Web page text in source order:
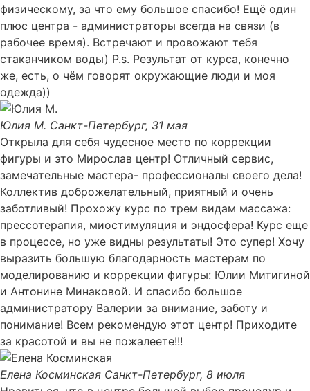
физическому, за что ему большое спасибо! Ещё один
плюс центра - администраторы всегда на связи (в
рабочее время). Встречают и провожают тебя
стаканчиком воды) P.s. Результат от курса, конечно
же, есть, о чём говорят окружающие люди и моя
одежда))
Юлия М. Санкт-Петербург, 31 мая
Открыла для себя чудесное место по коррекции
фигуры и это Мирослав центр! Отличный сервис,
замечательные мастера- профессионалы своего дела!
Коллектив доброжелательный, приятный и очень
заботливый! Прохожу курс по трем видам массажа:
прессотерапия, миостимуляция и эндосфера! Курс еще
в процессе, но уже видны результаты! Это супер! Хочу
выразить большую благодарность мастерам по
моделированию и коррекции фигуры: Юлии Митигиной
и Антонине Минаковой. И спасибо большое
администратору Валерии за внимание, заботу и
понимание! Всем рекомендую этот центр! Приходите
за красотой и вы не пожалеете!!!
Елена Косминская Санкт-Петербург, 8 июля